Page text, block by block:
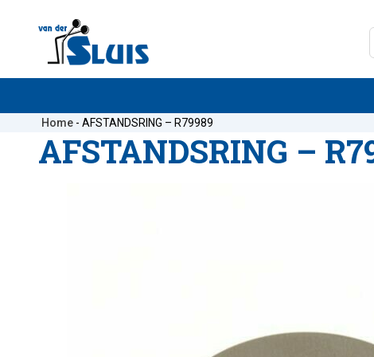
Home - AFSTANDSRING – R79989
AFSTANDSRING –